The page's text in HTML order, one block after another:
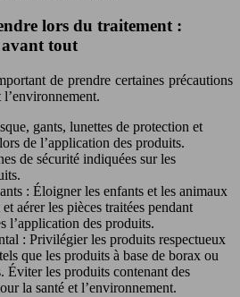
lors du traitement :
avant tout
de prendre certaines précautions
gants, lunettes de protection et
de l’application des produits.
de sécurité indiquées sur les
: Éloigner les enfants et les animaux
aérer les pièces traitées pendant
l’application des produits.
: Privilégier les produits respectueux
que les produits à base de borax ou
Éviter les produits contenant des
la santé et l’environnement.